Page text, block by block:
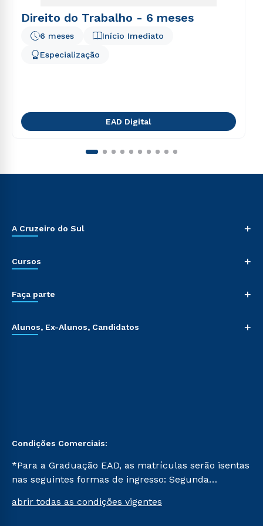
Direito do Trabalho - 6 meses
Início Imediato
6 meses
Especialização
EAD Digital
A Cruzeiro do Sul +
Cursos +
Faça parte +
Alunos, Ex-Alunos, Candidatos +
Condições Comerciais:
*Para a Graduação EAD, as matrículas serão isentas
nas seguintes formas de ingresso: Segunda
Já para as demais, a taxa de matrícula será de R$
abrir todas as condições vigentes